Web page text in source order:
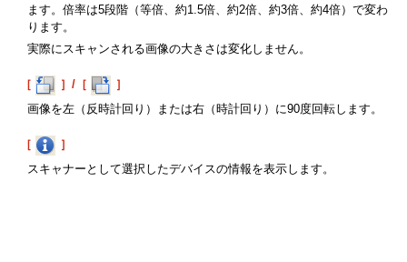
ます。倍率は5段階（等倍、約1.5倍、約2倍、約3倍、約4倍）で変わ
ります。
実際にスキャンされる画像の大きさは変化しません。
［ ］/［
］
画像を左（反時計回り）または右（時計回り）に90度回転します。
［
］
スキャナーとして選択したデバイスの情報を表示します。